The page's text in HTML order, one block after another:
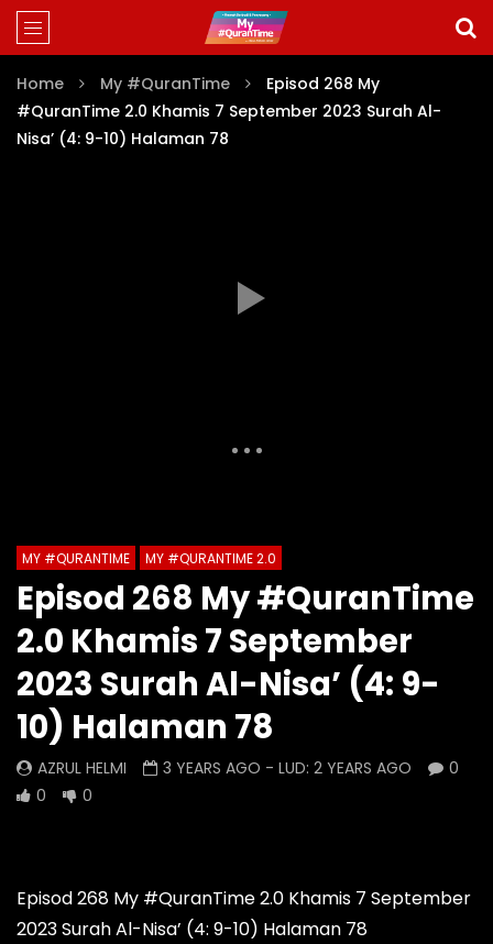
Home My #QuranTime
Episod 268 My
#QuranTime 2.0 Khamis 7 September 2023 Surah Al-
Nisa’ (4: 9-10) Halaman 78
0 Comments
Episod 1333 My #QuranTime
2.0
AZRUL HELMI
12 HOURS AGO - LUD: 3 DAYS AGO
0
0 0
Episod 1332 My
2.0
AZRUL HELMI
1 DAY AGO
MY #QURANTIME MY #QURANTIME 2.0
Episod 268 My #QuranTime
2.0 Khamis 7 September
2023 Surah Al-Nisa’ (4: 9-
10) Halaman 78
AZRUL HELMI 3 YEARS AGO - LUD: 2 YEARS AGO
0
0
0
Episod 268 My #QuranTime 2.0 Khamis 7 September
2023 Surah Al-Nisa’ (4: 9-10) Halaman 78